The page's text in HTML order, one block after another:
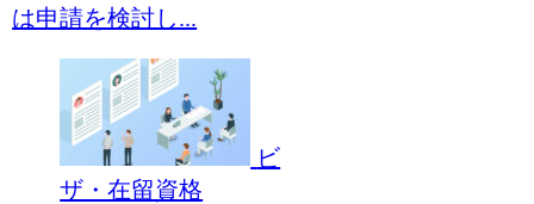
は申請を検討し...
ビ
ザ・在留資格